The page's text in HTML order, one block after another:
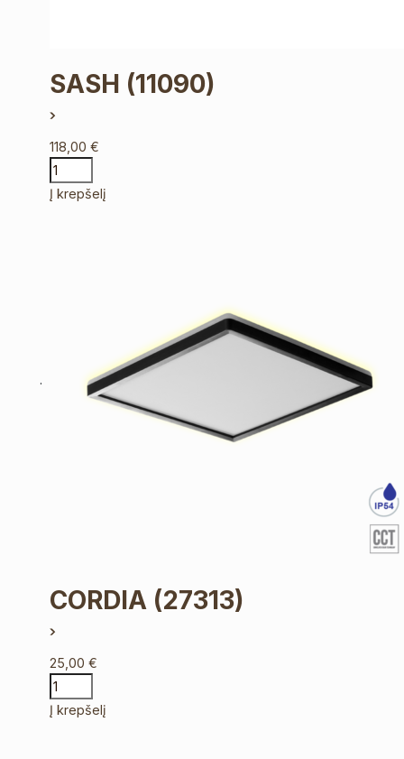
SASH (11090)
118,00€
Į krepšelį
CORDIA (27313)
25,00€
Į krepšelį